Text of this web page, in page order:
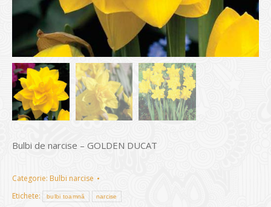
Bulbi de narcise – GOLDEN DUCAT
Categorie: Bulbi narcise
Etichete:
bulbi toamnă narcise